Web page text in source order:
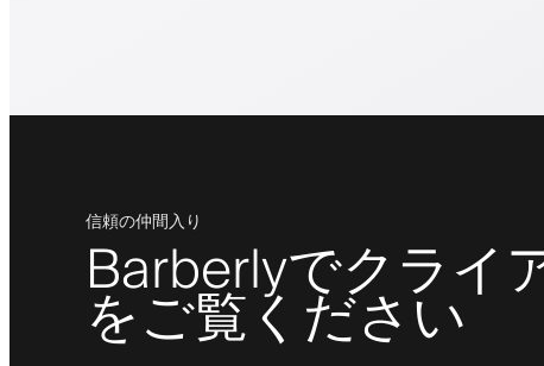
信頼の仲間入り
Barberlyでクライ
をご覧ください